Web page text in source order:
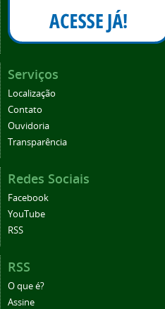
Serviços
Localização
Contato
Ouvidoria
Transparência
Redes Sociais
Facebook
YouTube
RSS
RSS
O que é?
Assine